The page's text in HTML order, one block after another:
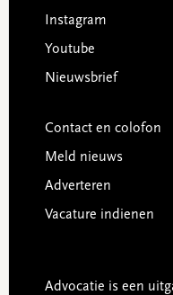
Instagram
Youtube
Nieuwsbrief
Contact en colofon
Meld nieuws
Adverteren
Vacature indienen
Advocatie is een